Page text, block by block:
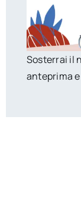
Sosterrai il
anteprima